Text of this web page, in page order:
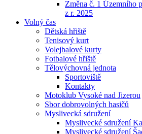
Změna č. 1 Územního
z r. 2025
Volný čas
Dětská hřiště
Tenisový kurt
Volejbalové kurty
Fotbalové hřiště
Tělovýchovná jednota
Sportoviště
Kontakty
Motoklub Vysoké nad Jizerou
Sbor dobrovolných hasičů
Myslivecká sdružení
Myslivecké sdružení
Myslivecké sdružení